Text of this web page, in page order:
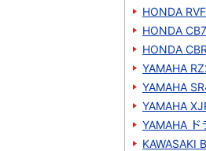
HONDA
HONDA
HONDA
YAMAHA
YAMAHA
YAMAHA
YAMAHA
KAWASAKI